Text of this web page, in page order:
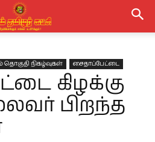
தொகுதி நிகழ்வுகள் சைதாப்பேட்டை
கிழக்கு
பிறந்த